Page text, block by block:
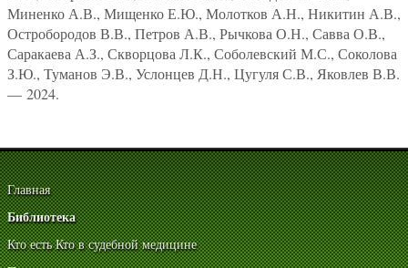
Миненко А.В., Мищенко Е.Ю., Молотков А.Н., Никитин А.В.,
Остробородов В.В., Петров А.В., Рычкова О.Н., Савва О.В.,
Саракаева А.З., Скворцова Л.К., Соболевский М.С., Соколова
З.Ю., Туманов Э.В., Услонцев Д.Н., Цугуля С.В., Яковлев В.В.
— 2024.
Главная
Библиотека
Кто есть Кто в судебной медицине